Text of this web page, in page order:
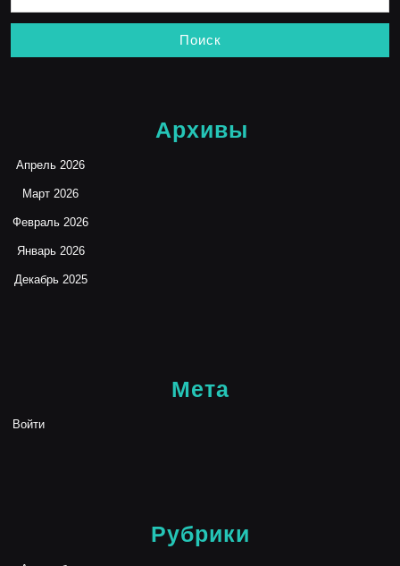
Архивы
Апрель 2026
Март 2026
Февраль 2026
Январь 2026
Декабрь 2025
Мета
Войти
Рубрики